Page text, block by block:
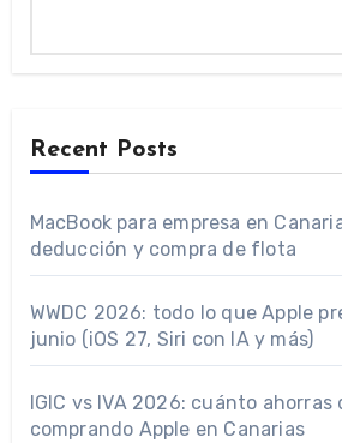
Recent Posts
MacBook para empresa en
deducción y compra de flota
WWDC 2026: todo lo que Apple
junio (iOS 27, Siri con IA y más)
IGIC vs IVA 2026: cuánto ahorras
comprando Apple en Canarias